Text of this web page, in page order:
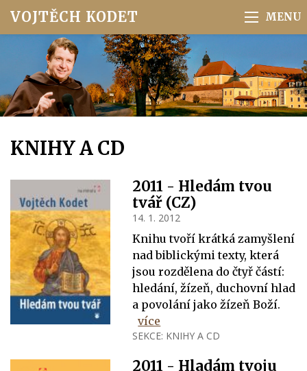
VOJTĚCH KODET
KNIHY A CD
2011 - Hledám tvou
tvář (CZ)
14. 1. 2012
Knihu tvoří krátká zamyšlení
nad biblickými texty, která
jsou rozdělena do čtyř částí:
hledání, žízeň, duchovní hlad
a povolání jako žízeň Boží.
více
SEKCE: KNIHY A CD
2011 - Hladám tvoju